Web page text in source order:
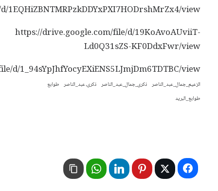
view
https://drive.google.com/file/d/19KoAvoAUviiT-
Ld0Q31sZS-KF0DdxFwr/view
d/1_94sYpJhfYocyEXiENS5LJmjDm6TDTBC/view
الزعيم_جمال_عبد_الناصر ذكرى_جمال_عبد_الناصر ذكرى، عبد_الناصر طوابع
طوابع_البريد